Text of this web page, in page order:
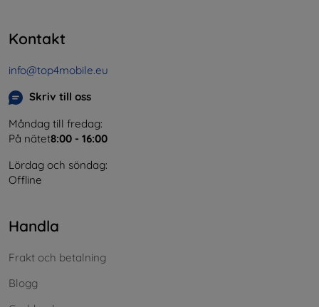
Kontakt
info@top4mobile.eu
Skriv till oss
Måndag till fredag:
På nätet8:00 - 16:00
Lördag och söndag:
Offline
Handla
Frakt och betalning
Blogg